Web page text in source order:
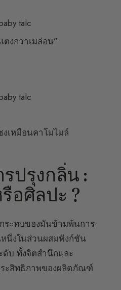
talc
งกวาเมล่อน”
talc
งเหมือนคาโมไมล์
ปรุงกลิ่น :
อศิลปะ ?
ะทบของมันข้ามพ้นการ
นึ่งในส่วนผสมฟังก์ชัน
บ ทั้งจิตสำนึกและ
ระสิทธิภาพของผลิตภัณฑ์